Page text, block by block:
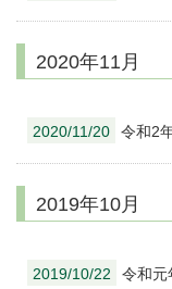
2020年11月
2020/11/20 令和2
2019年10月
2019/10/22 令和元